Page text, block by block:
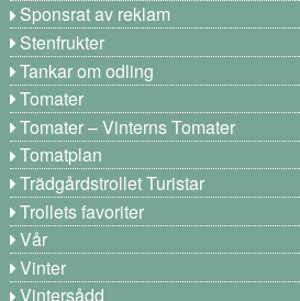
Sponsrat av reklam
Stenfrukter
Tankar om odling
Tomater
Tomater – Vinterns Tomater
Tomatplan
Trädgårdstrollet Turistar
Trollets favoriter
Vår
Vinter
Vintersådd